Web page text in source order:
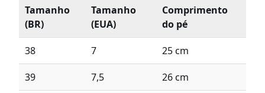
Tamanho
(BR)
Tamanho
(EUA)
Comprimento
do pé
38 7 25 cm
39 7,5 26 cm